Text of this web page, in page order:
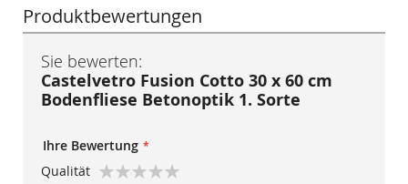
Produktbewertungen
Sie bewerten:
Castelvetro Fusion Cotto 30 x 60 cm
Bodenfliese Betonoptik 1. Sorte
Ihre Bewertung
Qualität